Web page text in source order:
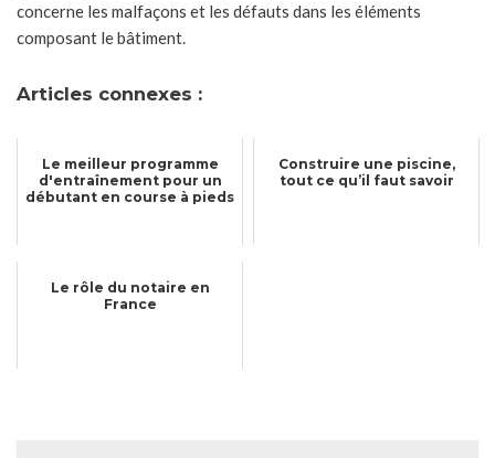
concerne les malfaçons et les défauts dans les éléments
composant le bâtiment.
Articles connexes :
Le meilleur programme
d'entraînement pour un
débutant en course à pieds
Construire une piscine,
tout ce qu’il faut savoir
Le rôle du notaire en
France